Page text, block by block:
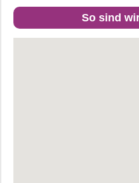
So sind